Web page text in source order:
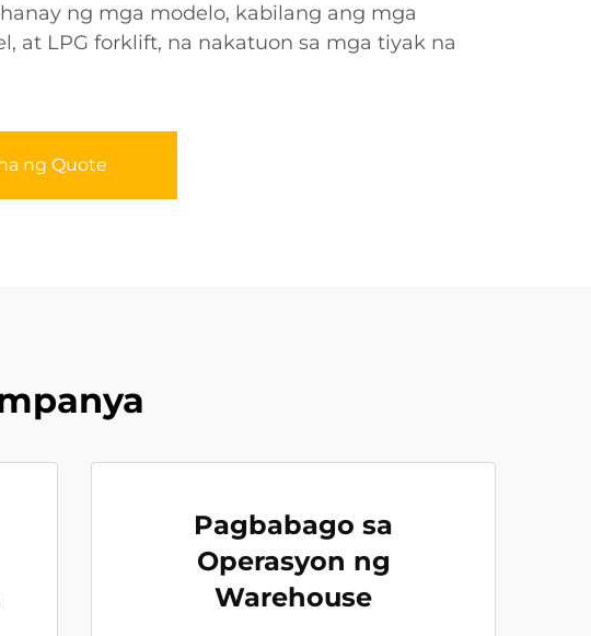
ng mga modelo, kabilang ang mga
at LPG forklift, na nakatuon sa mga tiyak na
ng Quote
Pagbabago sa
Operasyon ng
Warehouse